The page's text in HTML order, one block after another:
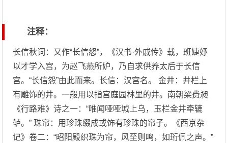
注释：
长信秋词：又作“长信怨”，《汉书·外戚传》载，班婕妤
以才学入宫，为赵飞燕所妒，乃自求供养太后于长信
宫。“长信怨”由此而来。长信：汉宫名。 金井：井栏上
有雕饰的井。一般用以指宫庭园林里的井。南朝梁费昶
《行路难》诗之一：“唯闻哑哑城上乌，玉栏金井牵辘
轳。” 珠帘：用珍珠缀成或饰有珍珠的帘子。《西京杂
记》卷二：“昭阳殿织珠为帘，风至则鸣，如珩佩之声。”